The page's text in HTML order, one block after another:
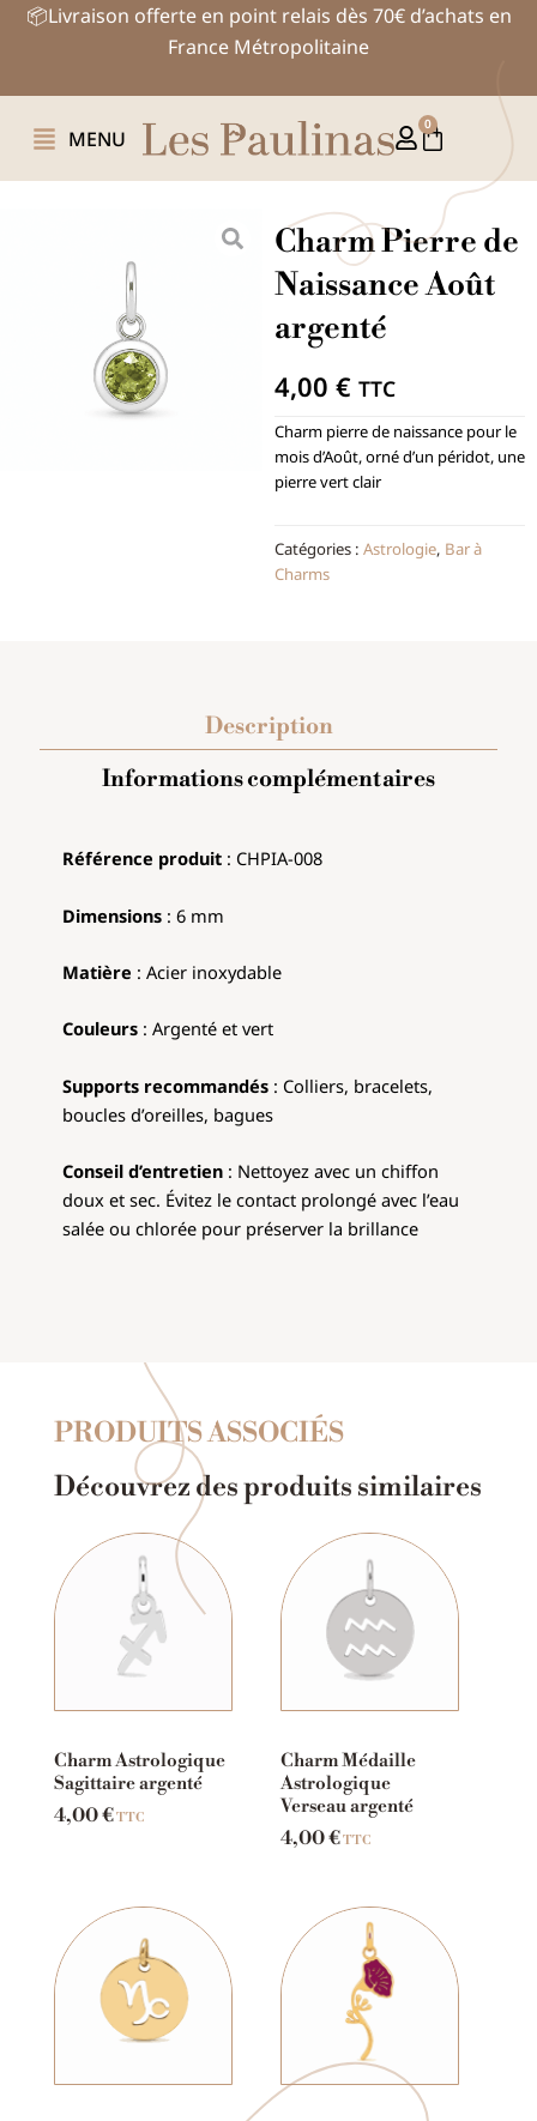
Aller📦Livraison offerte en point relais dès 70€ d’achats en
France Métropolitaine
MENU
0
Panier
Charm Pierre de
Naissance Août
argenté
4,00 € TTC
Charm pierre de naissance pour le
mois d’Août, orné d’un péridot, une
pierre vert clair
Catégories : Astrologie, Bar à
Charms
Description
Informations complémentaires
Référence produit : CHPIA-008
Dimensions :6 mm
Matière : Acier inoxydable
Couleurs : Argenté et vert
Supports recommandés : Colliers, bracelets,
boucles d’oreilles, bagues
Conseil d’entretien : Nettoyez avec un chiffon
doux et sec. Évitez le contact prolongé avec l’eau
salée ou chlorée pour préserver la brillance
PRODUITS ASSOCIÉS
Découvrez des produits similaires
Charm Astrologique
Sagittaire argenté
4,00€TTC
Charm Médaille
Astrologique
Verseau argenté
4,00€TTC